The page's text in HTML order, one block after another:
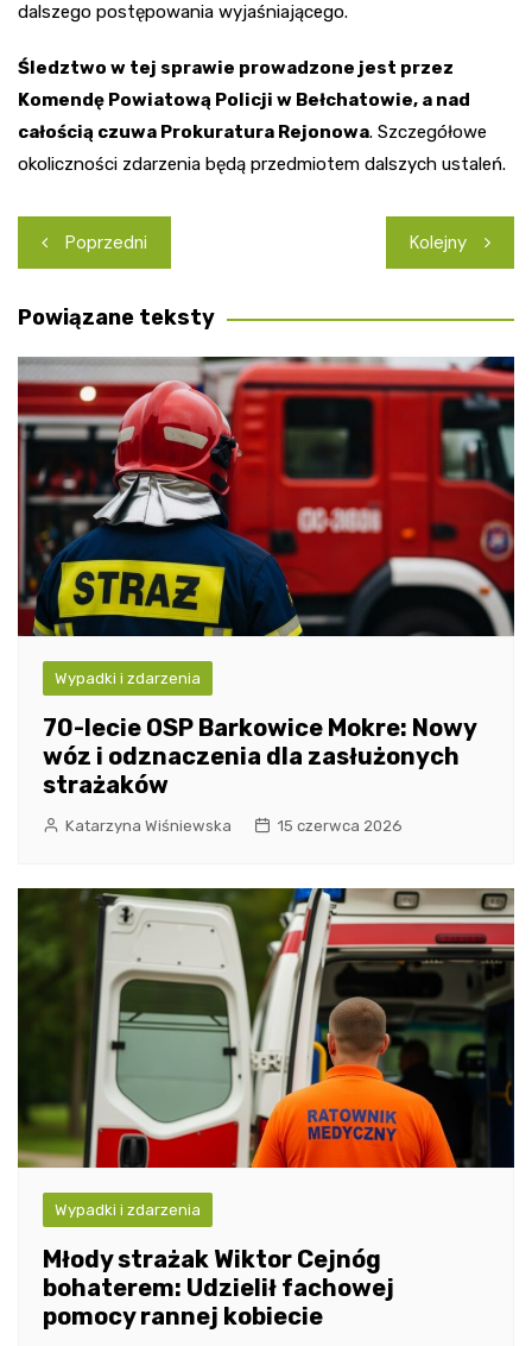
dalszego postępowania wyjaśniającego.
Śledztwo w tej sprawie prowadzone jest przez
Komendę Powiatową Policji w Bełchatowie, a nad
całością czuwa Prokuratura Rejonowa. Szczegółowe
okoliczności zdarzenia będą przedmiotem dalszych ustaleń.
Nawigacja
wpisu
Poprzedni Kolejny
Powiązane teksty
Wypadki i zdarzenia
70-lecie OSP Barkowice Mokre: Nowy
wóz i odznaczenia dla zasłużonych
strażaków
Katarzyna Wiśniewska 15 czerwca 2026
Wypadki i zdarzenia
Młody strażak Wiktor Cejnóg
bohaterem: Udzielił fachowej
pomocy rannej kobiecie